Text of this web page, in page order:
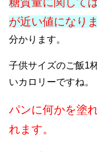
が近い値になり
分かります。
子供サイズのご飯1
いカロリーですね。
パンに何かを塗
れます。